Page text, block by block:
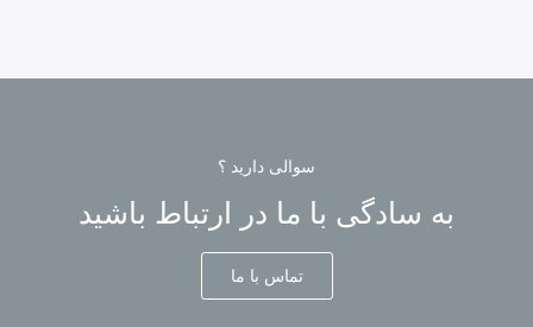
سوالی دارید ؟
به سادگی با ما در ارتباط باشید
تماس با ما